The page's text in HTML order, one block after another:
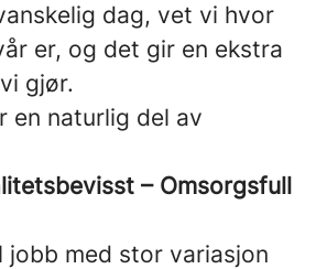
dag, vet vi hvor
er, og det gir en ekstra
gjør.
en naturlig del av
– Omsorgsfull
jobb med stor variasjon